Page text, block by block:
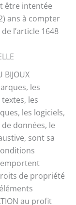
être intentée
ans à compter
l’article 1648
les
les
les logiciels,
données, le
sont sa
de propriété
au profit